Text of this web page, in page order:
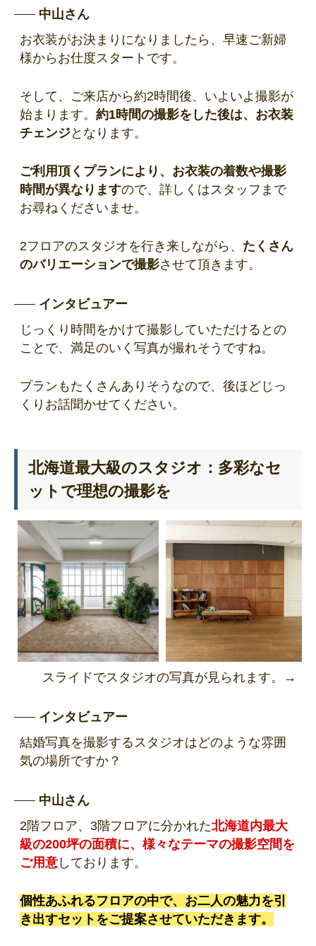
中山さん
お衣装がお決まりになりましたら、早速ご新婦
様からお仕度スタートです。
そして、ご来店から約2時間後、いよいよ撮影が
始まります。 約1時間の撮影をした後は、お衣装
チェンジとなります。
ご利用頂くプランにより、お衣装の着数や撮影
時間が異なりますので、詳しくはスタッフまで
お尋ねくださいませ。
2フロアのスタジオを行き来しながら、 たくさん
のバリエーションで撮影させて頂きます。
インタビュアー
じっくり時間をかけて撮影していただけるとの
ことで、満足のいく写真が撮れそうですね。
プランもたくさんありそうなので、後ほどじっ
くりお話聞かせてください。
北海道最大級のスタジオ：多彩なセ
ットで理想の撮影を
スライドでスタジオの写真が見られます。→
インタビュアー
結婚写真を撮影するスタジオはどのような雰囲
気の場所ですか？
中山さん
2階フロア、3階フロアに分かれた北海道内最大
級の200坪の面積に、様々なテーマの撮影空間を
ご用意 しております。
個性あふれるフロアの中で、お二人の魅力を引
き出すセットをご提案させていただきます。